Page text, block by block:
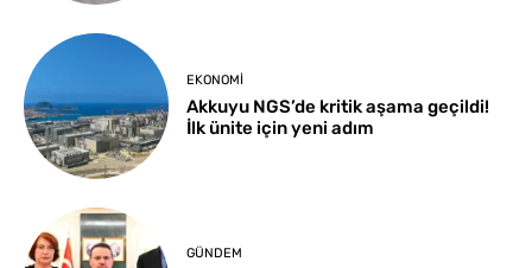
EKONOMI
Akkuyu NGS’de kritik aşama geçildi!
İlk ünite için yeni adım
GÜNDEM